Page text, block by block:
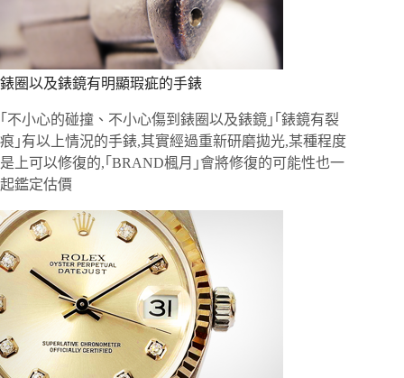
錶圈以及錶鏡有明顯瑕疵的手錶
｢不小心的碰撞、不小心傷到錶圈以及錶鏡｣｢錶鏡有裂
痕｣有以上情況的手錶,其實經過重新研磨拋光,某種程度
是上可以修復的,｢BRAND楓月｣會將修復的可能性也一
起鑑定估價